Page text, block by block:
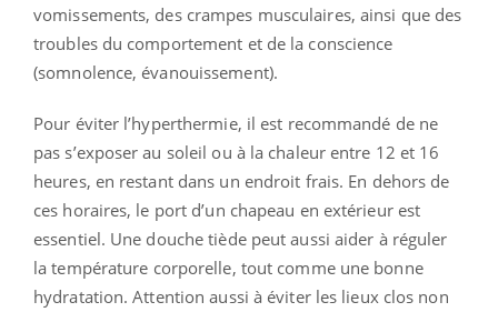
vomissements, des crampes musculaires, ainsi que des
troubles du comportement et de la conscience
(somnolence, évanouissement).
Pour éviter l’hyperthermie, il est recommandé de ne
pas s’exposer au soleil ou à la chaleur entre 12 et 16
heures, en restant dans un endroit frais. En dehors de
ces horaires, le port d’un chapeau en extérieur est
essentiel. Une douche tiède peut aussi aider à réguler
la température corporelle, tout comme une bonne
hydratation. Attention aussi à éviter les lieux clos non